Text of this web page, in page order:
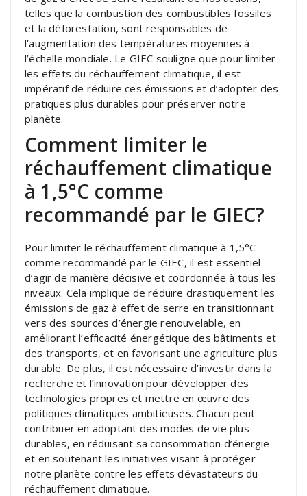
telles que la combustion des combustibles fossiles
et la déforestation, sont responsables de
l’augmentation des températures moyennes à
l’échelle mondiale. Le GIEC souligne que pour limiter
les effets du réchauffement climatique, il est
impératif de réduire ces émissions et d’adopter des
pratiques plus durables pour préserver notre
planète.
Comment limiter le
réchauffement climatique
à 1,5°C comme
recommandé par le GIEC?
Pour limiter le réchauffement climatique à 1,5°C
comme recommandé par le GIEC, il est essentiel
d’agir de manière décisive et coordonnée à tous les
niveaux. Cela implique de réduire drastiquement les
émissions de gaz à effet de serre en transitionnant
vers des sources d’énergie renouvelable, en
améliorant l’efficacité énergétique des bâtiments et
des transports, et en favorisant une agriculture plus
durable. De plus, il est nécessaire d’investir dans la
recherche et l’innovation pour développer des
technologies propres et mettre en œuvre des
politiques climatiques ambitieuses. Chacun peut
contribuer en adoptant des modes de vie plus
durables, en réduisant sa consommation d’énergie
et en soutenant les initiatives visant à protéger
notre planète contre les effets dévastateurs du
réchauffement climatique.